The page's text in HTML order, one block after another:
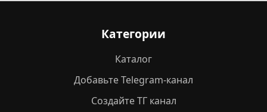
Категории
Каталог
Добавьте Telegram-канал
Создайте ТГ канал